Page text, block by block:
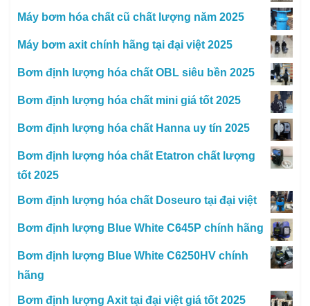
Máy bơm hóa chất cũ chất lượng năm 2025
Máy bơm axit chính hãng tại đại việt 2025
Bơm định lượng hóa chất OBL siêu bền 2025
Bơm định lượng hóa chất mini giá tốt 2025
Bơm định lượng hóa chất Hanna uy tín 2025
Bơm định lượng hóa chất Etatron chất lượng
tốt 2025
Bơm định lượng hóa chất Doseuro tại đại việt
Bơm định lượng Blue White C645P chính hãng
Bơm định lượng Blue White C6250HV chính
hãng
Bơm định lượng Axit tại đại việt giá tốt 2025